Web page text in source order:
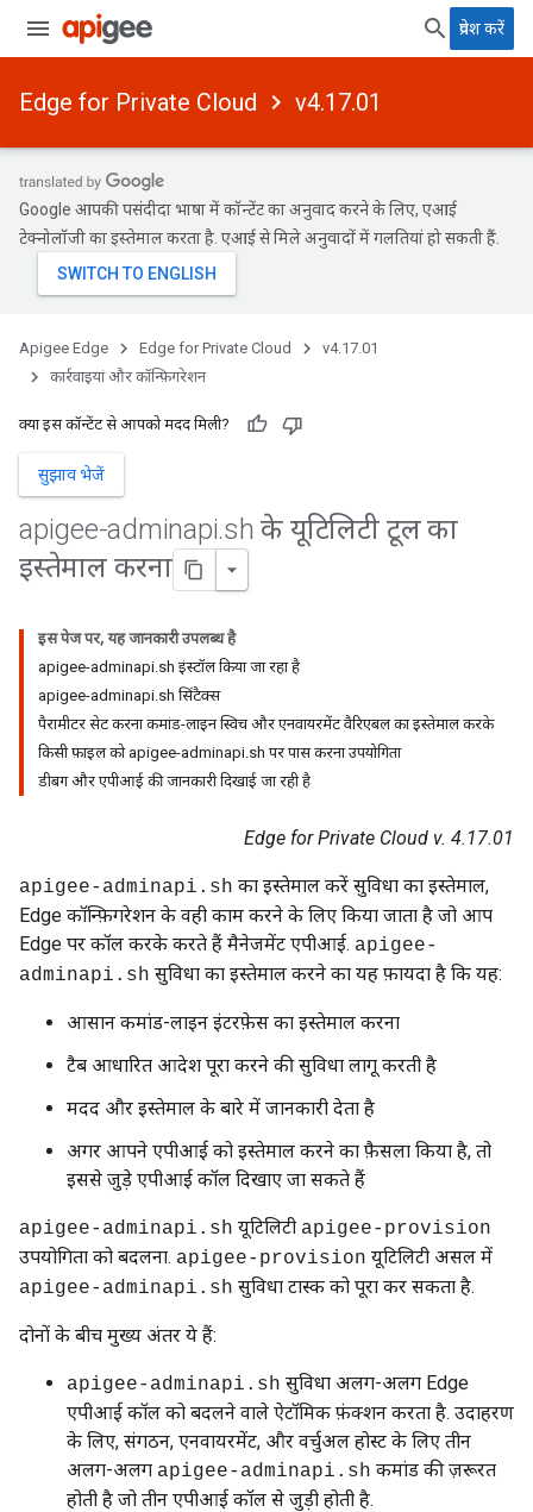
प्रवेश करें
Edge for Private Cloud v4.17.01
Google आपकी पसंदीदा भाषा में कॉन्टेंट का अनुवाद करने के लिए, एआई
टेक्नोलॉजी का इस्तेमाल करता है. एआई से मिले अनुवादों में गलतियां हो सकती हैं.
Apigee Edge Edge for Private Cloud
v4.17.01
कार्रवाइयां और कॉन्फ़िगरेशन
क्या इस कॉन्टेंट से आपको मदद मिली?
सुझाव भेजें
apigee-adminapi.sh के यूटिलिटी टूल का
इस्तेमाल करना
इस पेज पर, यह जानकारी उपलब्ध है
apigee-adminapi.sh इंस्टॉल किया जा रहा है
apigee-adminapi.sh सिंटैक्स
पैरामीटर सेट करना कमांड-लाइन स्विच और एनवायरमेंट वैरिएबल का इस्तेमाल करके
किसी फ़ाइल को apigee-adminapi.sh पर पास करना उपयोगिता
डीबग और एपीआई की जानकारी दिखाई जा रही है
Edge for Private Cloud v. 4.17.01
apigee-adminapi.sh का इस्तेमाल करें सुविधा का इस्तेमाल,
Edge कॉन्फ़िगरेशन के वही काम करने के लिए किया जाता है जो आप
Edge पर कॉल करके करते हैं मैनेजमेंट एपीआई. apigee-
adminapi.sh सुविधा का इस्तेमाल करने का यह फ़ायदा है कि यह:
आसान कमांड-लाइन इंटरफ़ेस का इस्तेमाल करना
टैब आधारित आदेश पूरा करने की सुविधा लागू करती है
मदद और इस्तेमाल के बारे में जानकारी देता है
अगर आपने एपीआई को इस्तेमाल करने का फ़ैसला किया है, तो
इससे जुड़े एपीआई कॉल दिखाए जा सकते हैं
apigee-adminapi.sh यूटिलिटी apigee-provision
उपयोगिता को बदलना. apigee-provision यूटिलिटी असल में
apigee-adminapi.sh सुविधा टास्क को पूरा कर सकता है.
दोनों के बीच मुख्य अंतर ये हैं:
apigee-adminapi.sh सुविधा अलग-अलग Edge
एपीआई कॉल को बदलने वाले ऐटॉमिक फ़ंक्शन करता है. उदाहरण
के लिए, संगठन, एनवायरमेंट, और वर्चुअल होस्ट के लिए तीन
अलग-अलग apigee-adminapi.sh कमांड की ज़रूरत
होती है जो तीन एपीआई कॉल से जुड़ी होती है.